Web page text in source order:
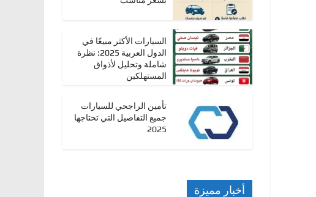
السيارات الأكثر مبيعًا في
الدول العربية 2025: نظرة
شاملة وتحليل لأذواق
المستهلكين
تأمين الراجحي للسيارات
جميع التفاصيل التي تحتاجها
2025
أخبار مميزة